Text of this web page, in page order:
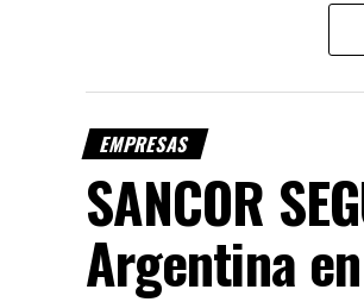
productores de esa
obligaciones laborales
EMPRESAS
SANCOR
Argentina